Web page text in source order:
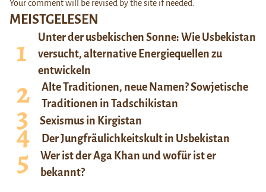
MEISTGELESEN
Unter der usbekischen Sonne: Wie Usbekistan
versucht, alternative Energiequellen zu
entwickeln
Alte Traditionen, neue Namen? Sowjetische
Traditionen in Tadschikistan
Sexismus in Kirgistan
Der Jungfräulichkeitskult in Usbekistan
Wer ist der Aga Khan und wofür ist er
bekannt?
Your comment will be revised by the site if needed.